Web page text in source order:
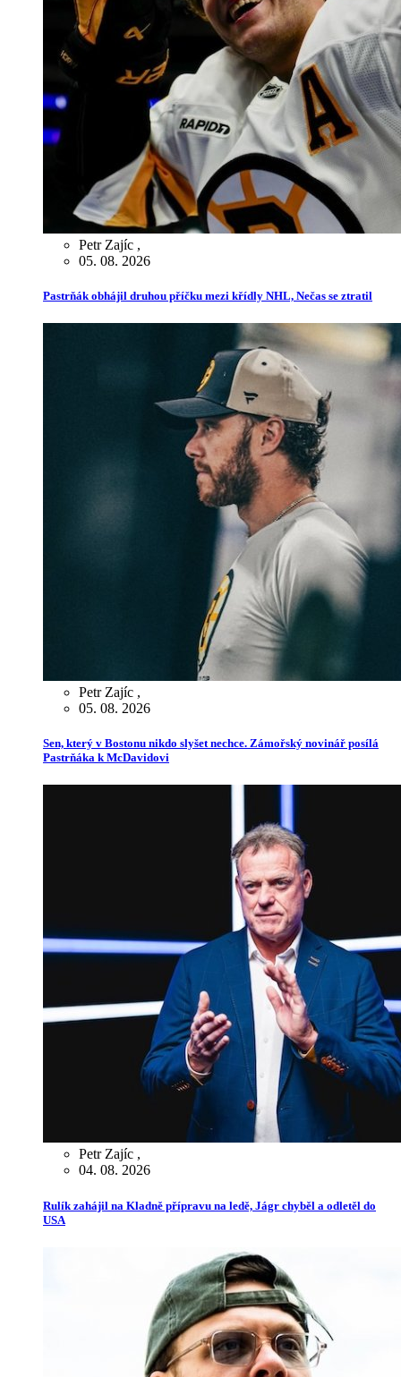
Petr Zajíc ,
05. 08. 2026
Pastrňák obhájil druhou příčku mezi křídly NHL, Nečas se ztratil
Petr Zajíc ,
05. 08. 2026
Sen, který v Bostonu nikdo slyšet nechce. Zámořský novinář posílá
Pastrňáka k McDavidovi
Petr Zajíc ,
04. 08. 2026
Rulík zahájil na Kladně přípravu na ledě, Jágr chyběl a odletěl do
USA